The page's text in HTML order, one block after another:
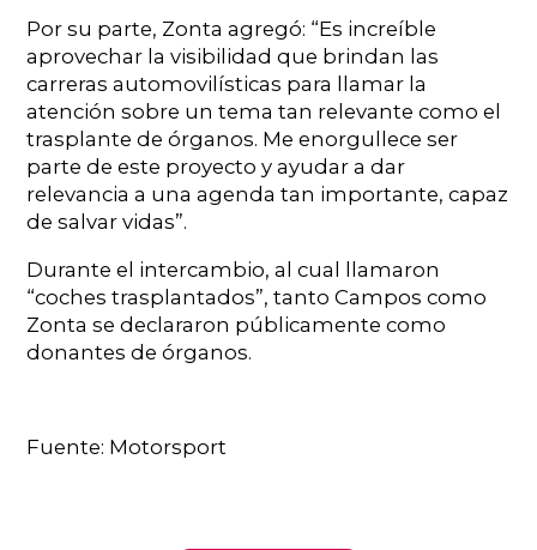
Por su parte, Zonta agregó: “Es increíble
aprovechar la visibilidad que brindan las
carreras automovilísticas para llamar la
atención sobre un tema tan relevante como el
trasplante de órganos. Me enorgullece ser
parte de este proyecto y ayudar a dar
relevancia a una agenda tan importante, capaz
de salvar vidas”.
Durante el intercambio, al cual llamaron
“coches trasplantados”, tanto Campos como
Zonta se declararon públicamente como
donantes de órganos.
Fuente: Motorsport